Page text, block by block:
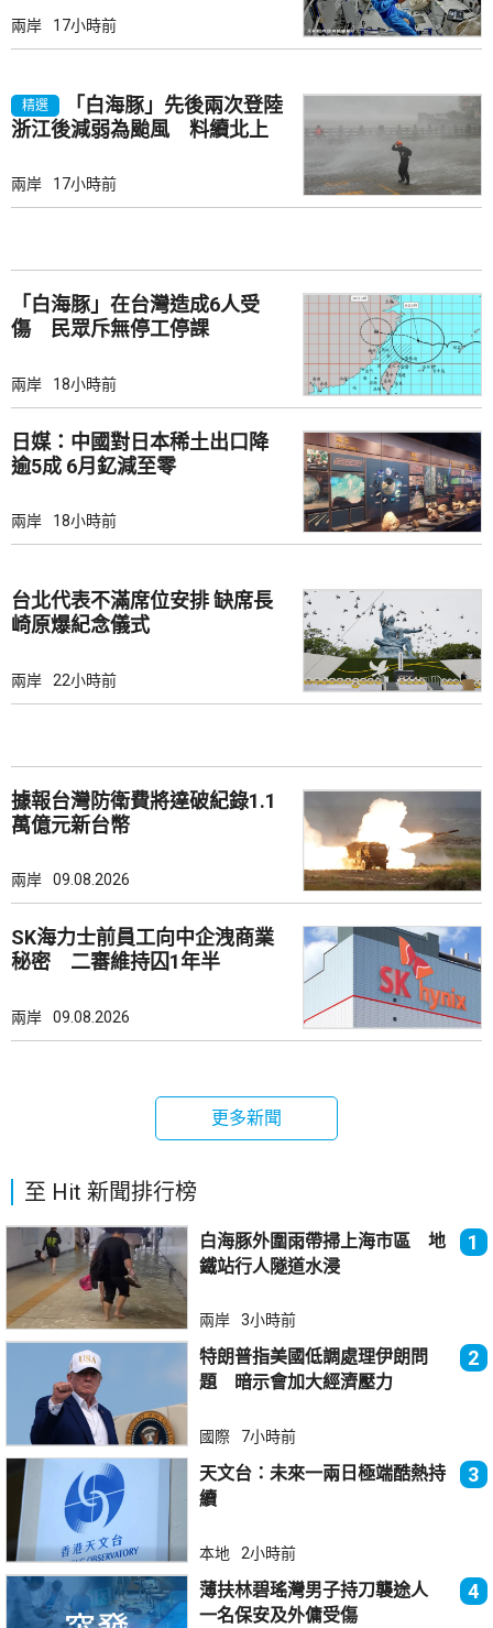
兩岸 17小時前
精選
「白海豚」先後兩次登陸
浙江後減弱為颱風 料續北上
兩岸 17小時前
「白海豚」在台灣造成6人受
傷 民眾斥無停工停課
兩岸 18小時前
日媒：中國對日本稀土出口降
逾5成 6月釔減至零
兩岸 18小時前
台北代表不滿席位安排 缺席長
崎原爆紀念儀式
兩岸 22小時前
據報台灣防衛費將達破紀錄1.1
萬億元新台幣
兩岸 09.08.2026
SK海力士前員工向中企洩商業
秘密 二審維持囚1年半
兩岸 09.08.2026
更多新聞
至 Hit 新聞排行榜
白海豚外圍雨帶掃上海市區 地
鐵站行人隧道水浸
1
兩岸 3小時前
特朗普指美國低調處理伊朗問
題 暗示會加大經濟壓力
2
國際 7小時前
天文台：未來一兩日極端酷熱持
續
3
本地 2小時前
薄扶林碧瑤灣男子持刀襲途人
一名保安及外傭受傷
4